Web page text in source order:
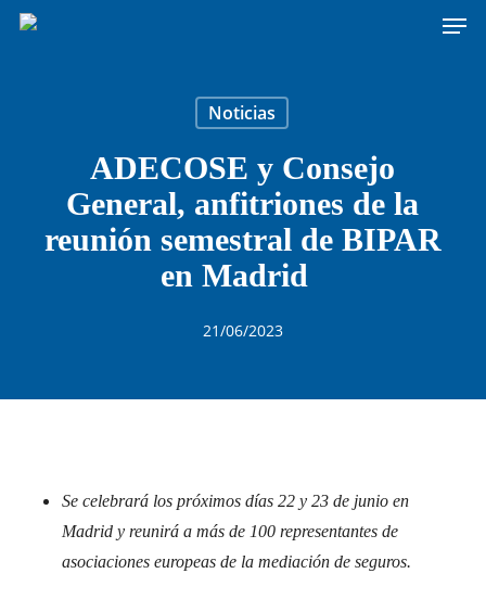
Skip
Noticias
ADECOSE y Consejo
General, anfitriones de la
reunión semestral de BIPAR
en Madrid
21/06/2023
Se celebrará los próximos días 22 y 23 de junio en
Madrid y reunirá a más de 100 representantes de
asociaciones europeas de la mediación de seguros.